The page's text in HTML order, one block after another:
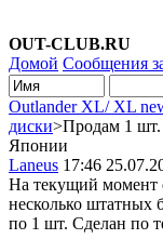
OUT-CLUB.RU
Домой Сообщения
Outlander XL/ XL
диски>Продам 1
Японии
Laneus 17:46
На текущий момент
несколько штатных
по 1 шт. Сделан по